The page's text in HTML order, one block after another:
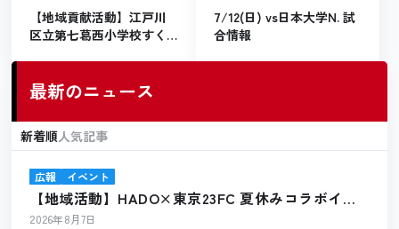
【地域貢献活動】江戸川
区立第七葛西小学校すく
7/12(日) vs日本大学N. 試
合情報
最新のニュース
新着順人気記事
広報 イベント
【地域活動】HADO×東京23FC 夏休みコラボイベ
ント開催報告
2026年8月7日